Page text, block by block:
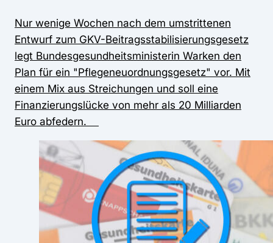
Nur wenige Wochen nach dem umstrittenen
Entwurf zum GKV-Beitragsstabilisierungsgesetz
legt Bundesgesundheitsministerin Warken den
Plan für ein "Pflegeneuordnungsgesetz" vor. Mit
einem Mix aus Streichungen und soll eine
Finanzierungslücke von mehr als 20 Milliarden
Euro abfedern.